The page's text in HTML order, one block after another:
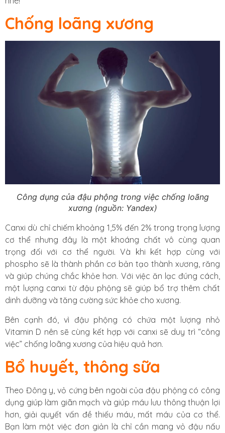
Chống loãng xương
Công dụng của đậu phộng trong việc chống loãng
xương (nguồn: Yandex)
Canxi dù chỉ chiếm khoảng 1,5% đến 2% trong trọng lượng
cơ thể nhưng đây là một khoáng chất vô cùng quan
trọng đối với cơ thể người. Và khi kết hợp cùng với
phospho sẽ là thành phần cơ bản tạo thành xương, răng
và giúp chúng chắc khỏe hơn. Với việc ăn lạc đúng cách,
một lượng canxi từ đậu phộng sẽ giúp bổ trợ thêm chất
dinh dưỡng và tăng cường sức khỏe cho xương.
Bên cạnh đó, vì đậu phộng có chứa một lượng nhỏ
Vitamin D nên sẽ cùng kết hợp với canxi sẽ duy trì “công
việc” chống loãng xương của hiệu quả hơn.
Bổ huyết, thông sữa
Theo Đông y, vỏ cứng bên ngoài của đậu phộng có công
dụng giúp làm giãn mạch và giúp máu lưu thông thuận lợi
hơn, giải quyết vấn đề thiếu máu, mất máu của cơ thể.
Bạn làm một việc đơn giản là chỉ cần mang vỏ đậu nấu